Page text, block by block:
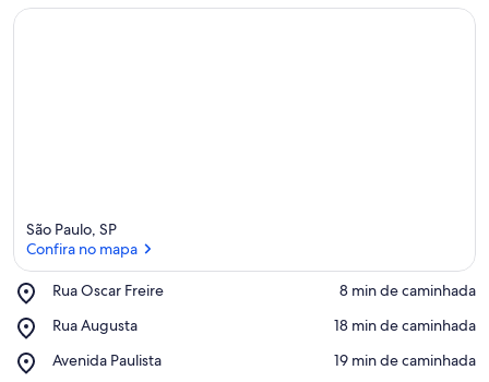
São Paulo, SP
Confira no mapa
Rua Oscar Freire
Place,
Oscar
‪8 min de caminhada‬
Rua Augusta
Place,
Augusta
‪18 min de caminhada‬
Avenida Paulista
Place,
‪19 min de caminhada‬